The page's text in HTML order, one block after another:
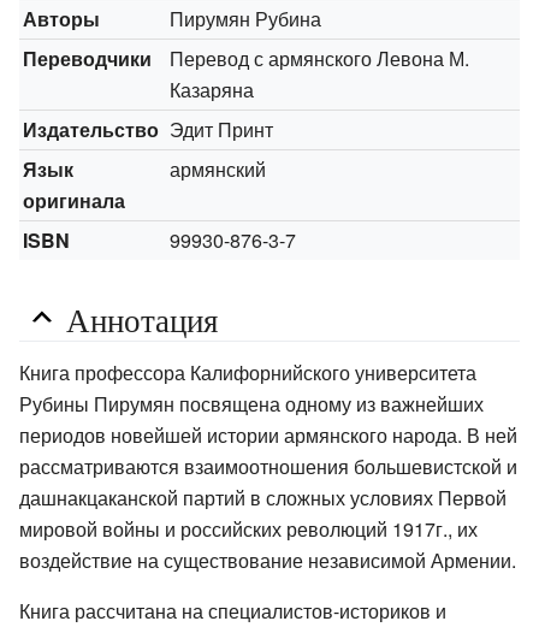
Авторы
Пирумян Рубина
Переводчики
Перевод с армянского Левона М.
Казаряна
Издательство Эдит Принт
Язык
оригинала
армянский
ISBN 99930-876-3-7
Аннотация
Книга профессора Калифорнийского университета
Рубины Пирумян посвящена одному из важнейших
периодов новейшей истории армянского народа. В ней
рассматриваются взаимоотношения большевистской и
дашнакцаканской партий в сложных условиях Первой
мировой войны и российских революций 1917г., их
воздействие на существование независимой Армении.
Книга рассчитана на специалистов-историков и